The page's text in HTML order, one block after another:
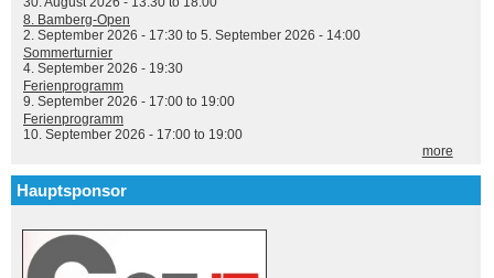
8. Bamberg-Open
2. September 2026 - 17:30 to 5. September 2026 - 14:00
Sommerturnier
4. September 2026 - 19:30
Ferienprogramm
9. September 2026 - 17:00 to 19:00
Ferienprogramm
10. September 2026 - 17:00 to 19:00
more
Hauptsponsor